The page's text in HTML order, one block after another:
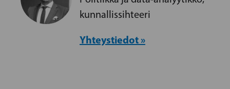
kunnallissihteeri
Yhteystiedot »